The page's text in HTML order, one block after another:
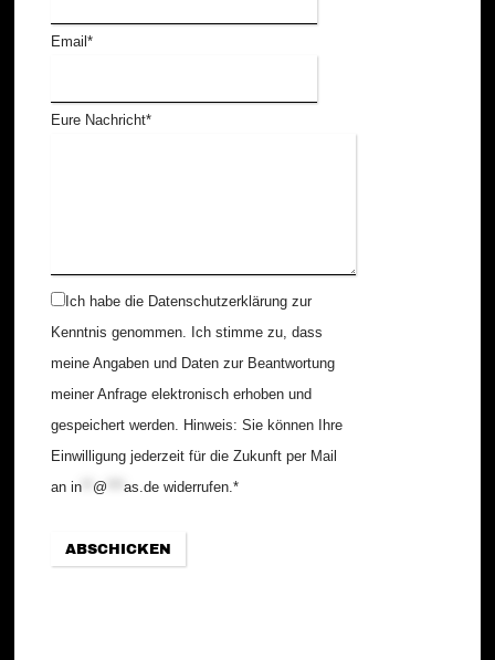
Email*
Eure Nachricht*
Ich habe die Datenschutzerklärung zur
Kenntnis genommen. Ich stimme zu, dass
meine Angaben und Daten zur Beantwortung
meiner Anfrage elektronisch erhoben und
gespeichert werden. Hinweis: Sie können Ihre
Einwilligung jederzeit für die Zukunft per Mail
anin @ ***as.de widerrufen.*
ABSCHICKEN